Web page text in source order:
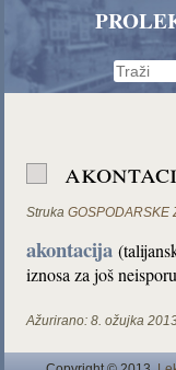
Struka GOSPODARSKE
akontacija
iznosa za još
Ažurirano: 8. ožujka